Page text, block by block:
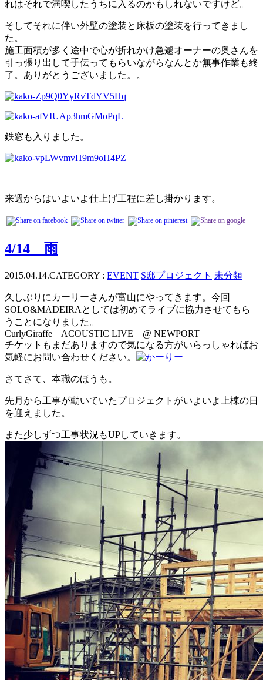
れはそれで満喫したうちに入るのかもしれないですけど。
そしてそれに伴い外壁の塗装と床板の塗装を行ってきまし
た。
施工面積が多く途中で心が折れかけ急遽オーナーの奥さんを
引っ張り出して手伝ってもらいながらなんとか無事作業も終
了。ありがとうございました。。
鉄窓も入りました。
来週からはいよいよ仕上げ工程に差し掛かります。
4/14 雨
2015.04.14.CATEGORY : EVENT S邸プロジェクト 未分類
久しぶりにカーリーさんが富山にやってきます。今回
SOLO&MADEIRAとしては初めてライブに協力させてもら
うことになりました。
CurlyGiraffe ACOUSTIC LIVE @ NEWPORT
チケットもまだありますので気になる方がいらっしゃればお
気軽にお問い合わせください。
さてさて、本職のほうも。
先月から工事が動いていたプロジェクトがいよいよ上棟の日
を迎えました。
また少しずつ工事状況もUPしていきます。